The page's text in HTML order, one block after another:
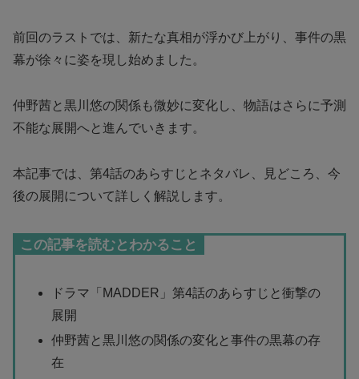
前回のラストでは、新たな真相が浮かび上がり、事件の黒
幕が徐々に姿を現し始めました。
仲野茜と黒川悠の関係も微妙に変化し、物語はさらに予測
不能な展開へと進んでいきます。
本記事では、第4話のあらすじとネタバレ、見どころ、今
後の展開について詳しく解説します。
この記事を読むとわかること
ドラマ「MADDER」第4話のあらすじと衝撃の
展開
仲野茜と黒川悠の関係の変化と事件の黒幕の存
在